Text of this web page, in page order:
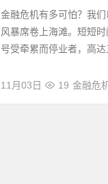
金融危机有多可怕？我
风暴席卷上海滩。短短
号受牵累而停业者，高达
11月03日 19 金融危